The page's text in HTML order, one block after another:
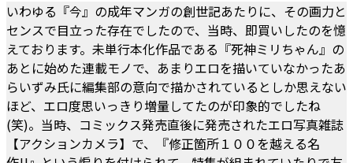
いわゆる『今』の成年マンガの創世記あたりに、その画力と
センスで目立った存在でしたので、当時、即買いしたのを憶
えております。未単行本化作品である『死神ミリちゃん』の
あとに始めた連載モノで、あまりエロを描いていなかったあ
らいずみ氏に編集部の意向で描かされているとしか思えない
ほど、エロ度思いっきり増量してたのが印象的でしたね
(笑)。当時、コミックス発売直後に発売されたエロ写真雑誌
【アクションカメラ】で、『修正箇所１００を越える名